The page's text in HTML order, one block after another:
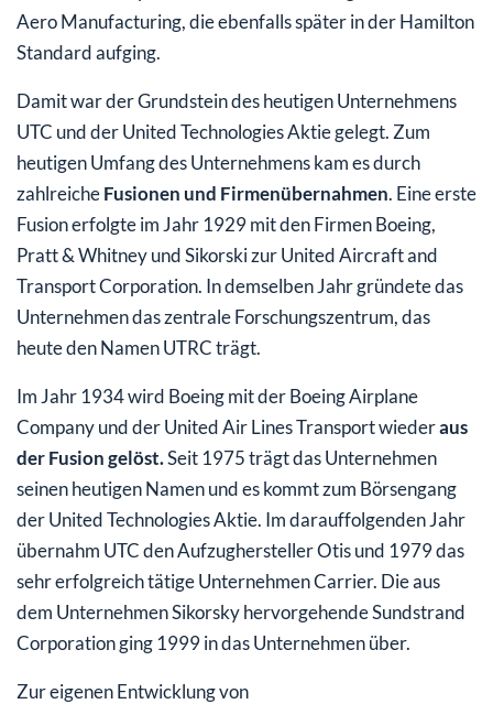
Aero Manufacturing, die ebenfalls später in der Hamilton
Standard aufging.
Damit war der Grundstein des heutigen Unternehmens
UTC und der United Technologies Aktie gelegt. Zum
heutigen Umfang des Unternehmens kam es durch
zahlreicheFusionen und Firmenübernahmen. Eine erste
Fusion erfolgte im Jahr 1929 mit den Firmen Boeing,
Pratt & Whitney und Sikorski zur United Aircraft and
Transport Corporation. In demselben Jahr gründete das
Unternehmen das zentrale Forschungszentrum, das
heute den Namen UTRC trägt.
Im Jahr 1934 wird Boeing mit der Boeing Airplane
Company und der United Air Lines Transport wiederaus
der Fusion gelöst.Seit 1975 trägt das Unternehmen
seinen heutigen Namen und es kommt zum Börsengang
der United Technologies Aktie. Im darauffolgenden Jahr
übernahm UTC den Aufzughersteller Otis und 1979 das
sehr erfolgreich tätige Unternehmen Carrier. Die aus
dem Unternehmen Sikorsky hervorgehende Sundstrand
Corporation ging 1999 in das Unternehmen über.
Zur eigenen Entwicklung von